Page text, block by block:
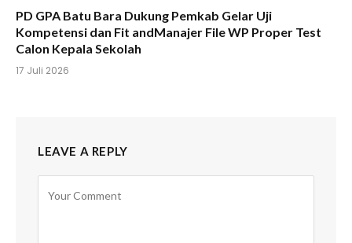
PD GPA Batu Bara Dukung Pemkab Gelar Uji
Kompetensi dan Fit andManajer File WP Proper Test
Calon Kepala Sekolah
17 Juli 2026
LEAVE A REPLY